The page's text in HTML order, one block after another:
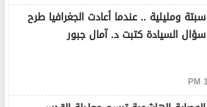
سبتة ومليلية .. عندما أعادت الجغرافيا طرح
سؤال السيادة كتبت د. آمال جبور